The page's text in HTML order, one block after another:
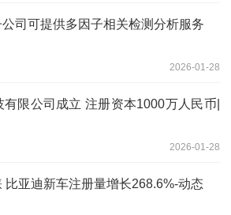
司可提供多因子相关检测分析服务
2026-01-28
限公司成立 注册资本1000万人民币|
2026-01-28
比亚迪新车注册量增长268.6%-动态